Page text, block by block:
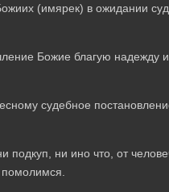
(имярек) в ожидании
Божие благую надежду и
судебное
подкуп, ни ино что, от